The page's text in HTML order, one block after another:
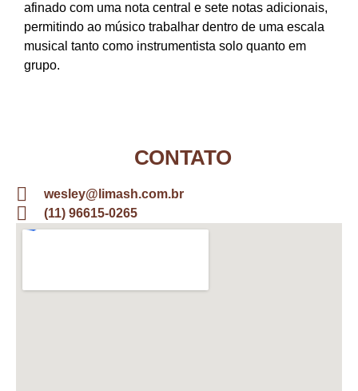
afinado com uma nota central e sete notas adicionais,
permitindo ao músico trabalhar dentro de uma escala
musical tanto como instrumentista solo quanto em
grupo.
CONTATO
wesley@limash.com.br
(11) 96615-0265